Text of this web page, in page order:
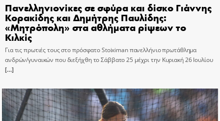
Πανελληνιονίκες σε σφύρα και δίσκο Γιάννης
Κορακίδης και Δημήτρης Παυλίδης:
«Μητρόπολη» στα αθλήματα ρίψεων το
Κιλκίς
Για τις πρωτιές τους στο πρόσφατο Stoiximan πανελλήνιο πρωτάθλημα
ανδρών/γυναικών που διεξήχθη το Σάββατο 25 μέχρι την Κυριακή 26 Ιουλίου
[…]